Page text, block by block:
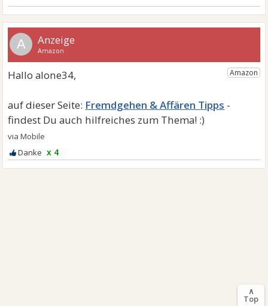
A
Fremdgehen & Affären Tipps
x 4
∧
Top